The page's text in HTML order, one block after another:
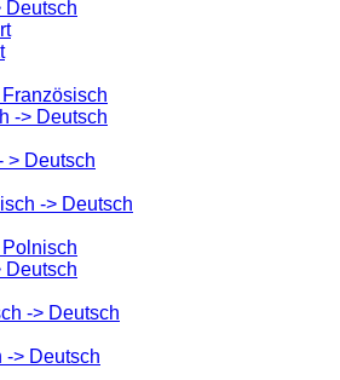
Deutsch
-> Deutsch
> Deutsch
-> Deutsch
Deutsch
-> Deutsch
-> Deutsch